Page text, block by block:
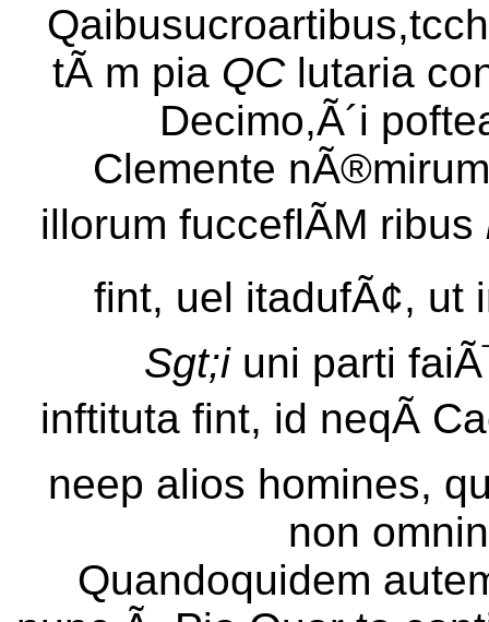
tÃ m pia QC lutaria
Decimo,Ã´i
Clemente
illorum fucceflÃM ribus
fint, uel itadufÃ¢, ut
Sgt;iuni parti
inftituta fint, id neqÃ
neep alios homines,
non
Quandoquidem